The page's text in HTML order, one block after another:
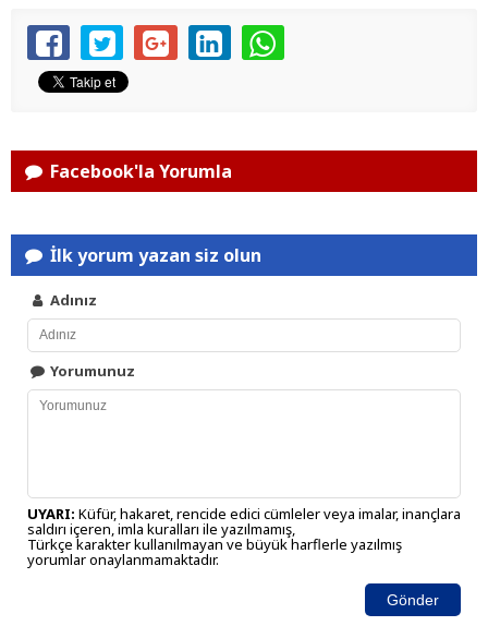
Facebook'la Yorumla
İlk yorum yazan siz olun
Adınız
Yorumunuz
UYARI: Küfür, hakaret, rencide edici cümleler veya imalar, inançlara
saldırı içeren, imla kuralları ile yazılmamış,
Türkçe karakter kullanılmayan ve büyük harflerle yazılmış
yorumlar onaylanmamaktadır.
Gönder